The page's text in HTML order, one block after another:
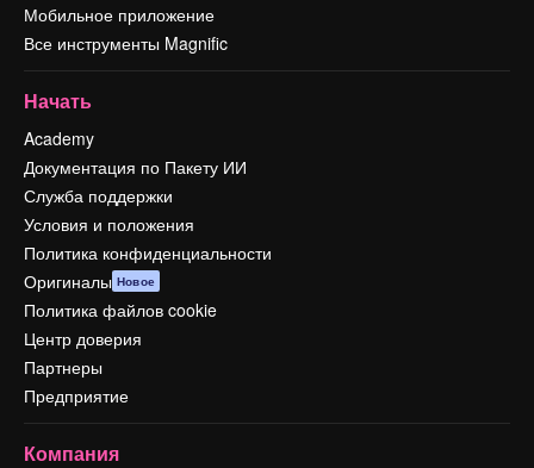
Мобильное приложение
Все инструменты Magnific
Начать
Academy
Документация по Пакету ИИ
Служба поддержки
Условия и положения
Политика конфиденциальности
Оригиналы Новое
Политика файлов cookie
Центр доверия
Партнеры
Предприятие
Компания